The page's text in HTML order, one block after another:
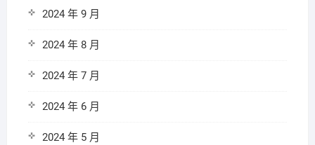
2024 年 9 月
2024 年 8 月
2024 年 7 月
2024 年 6 月
2024 年 5 月